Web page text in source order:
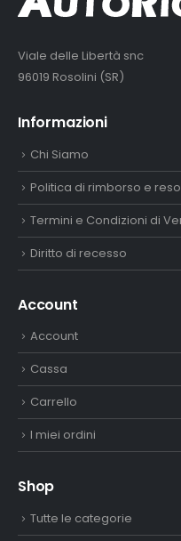
Viale delle Libertà snc
96019 Rosolini (SR)
Informazioni
Chi Siamo
Politica di rimborso e reso
Termini e Condizioni di
Diritto di recesso
Account
Account
Cassa
Carrello
I miei ordini
Shop
Tutte le categorie